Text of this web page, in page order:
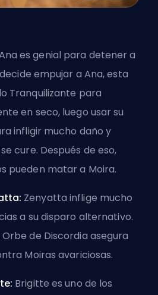
es genial para detener a
empujar a Ana, esta
Tranquilizante para
en seco, luego usar su
infligir mucho daño y
cure. Después de eso,
pueden matar a Moira.
Zenyatta inflige mucho
a su disparo alternativo.
de Discordia asegura
Moiras avariciosas.
Brigitte es uno de los